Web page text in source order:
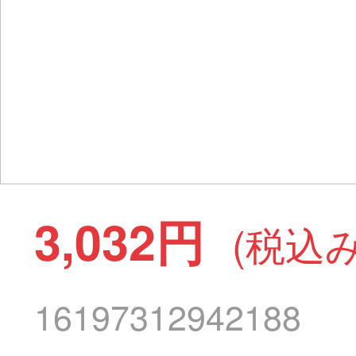
3,032円 (税込
16197312942188